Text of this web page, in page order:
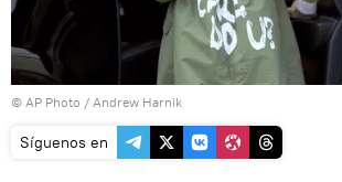
© AP Photo / Andrew Harnik
Síguenos en